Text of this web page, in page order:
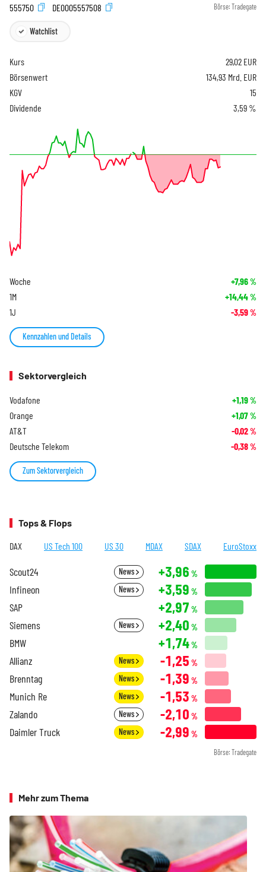
555750 DE0005557508 Börse: Tradegate
Watchlist
Kurs 29,02 EUR
Börsenwert
134,93 Mrd. EUR
KGV
15
Dividende
3,59 %
Woche +7,96%
1M +14,44%
1J -3,59%
Kennzahlen und Details
Sektorvergleich
Vodafone +1,19%
Orange +1,07%
AT&T -0,02%
Deutsche Telekom -0,38%
Zum Sektorvergleich
Tops & Flops
DAX US Tech 100 US 30 MDAX SDAX EuroStoxx
Scout24 News +3,96 %
Infineon News +3,59 %
SAP +2,97 %
Siemens News +2,40 %
BMW +1,74%
Allianz News -1,25 %
Brenntag News -1,39 %
Munich Re News -1,53 %
Zalando News -2,10 %
Daimler Truck News -2,99 %
Börse: Tradegate
Mehr zum Thema